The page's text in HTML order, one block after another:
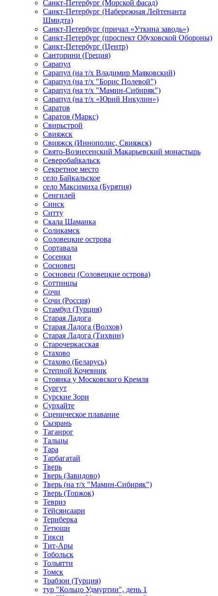
Санкт-Петербург (Морской фасад)
Санкт-Петербург (Набережная Лейтенанта
Шмидта)
Санкт-Петербург (причал «Уткина заводь»)
Санкт-Петербург (проспект Обуховской Обороны)
Санкт-Петербург (Центр)
Санторини (Греция)
Сарапул
Сарапул (на т/х Владимир Маяковский)
Сарапул (на т/х "Борис Полевой")
Сарапул (на т/х "Мамин-Сибиряк")
Сарапул (на т/х «Юрий Никулин»)
Саратов
Саратов (Маркс)
Свирьстрой
Свияжск
Свияжск (Иннополис, Свияжск)
Свято-Вознесенский Макарьевский монастырь
Северобайкальск
Секретное место
село Байкальское
село Максимиха (Бурятия)
Сенгилей
Синск
Ситту
Скала Шаманка
Соликамск
Соловецкие острова
Сортавала
Сосенки
Сосновец
Сосновец (Соловецкие острова)
Соттинцы
Сочи
Сочи (Россия)
Стамбул (Турция)
Старая Ладога
Старая Ладога (Волхов)
Старая Ладога (Тихвин)
Старочеркасская
Стахово
Стахово (Беларусь)
Степной Кочевник
Стоянка у Московского Кремля
Сургут
Сурские Зори
Сурхайте
Сценическое плавание
Сызрань
Таганрог
Тальцы
Тара
Тарбагатай
Тверь
Тверь (Завидово)
Тверь (на т/х "Мамин-Сибиряк")
Тверь (Торжок)
Тевриз
Тёйсянсаари
Териберка
Тетюши
Тикси
Тит-Ары
Тобольск
Тольятти
Томск
Трабзон (Турция)
тур "Кольцо Удмуртии", день 1